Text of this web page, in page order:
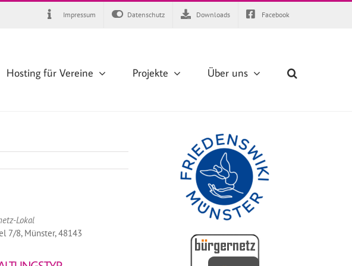
Impressum Datenschutz Downloads Facebook
Hosting für Vereine Projekte Über uns
Lokal
7/8, Münster, 48143